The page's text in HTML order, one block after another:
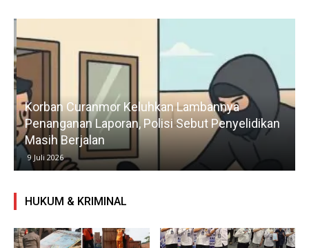
Korban Curanmor Keluhkan Lambannya
Penanganan Laporan, Polisi Sebut Penyelidikan
Masih Berjalan
9 Juli 2026
HUKUM & KRIMINAL